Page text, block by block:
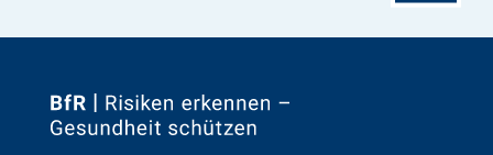
Zur